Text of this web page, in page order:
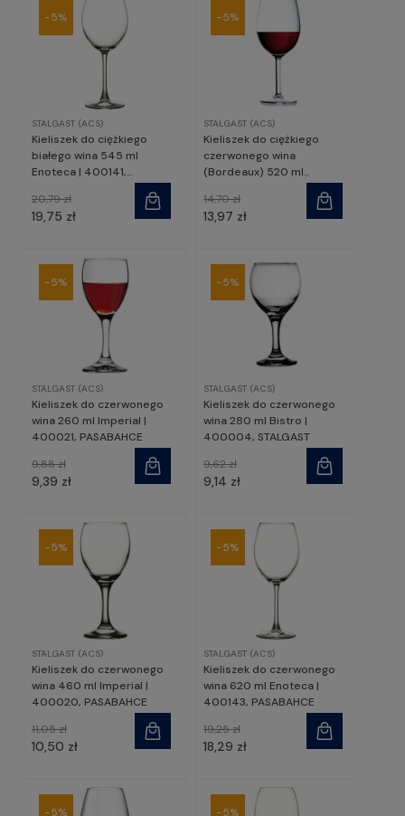
STALGAST (ACS)
Kieliszek do ciężkiego
białego wina 545 ml
Enoteca | 400141,
19,75 zł
20,79 zł
-5%
STALGAST (ACS)
Kieliszek do ciężkiego
czerwonego wina
(Bordeaux) 520 ml
PASABAHCE
13,97 zł
14,70 zł
-5%
STALGAST (ACS)
Kieliszek do czerwonego
wina 260 ml Imperial |
400021, PASABAHCE
9,39 zł
9,88 zł
-5%
STALGAST (ACS)
Kieliszek do czerwonego
wina 280 ml Bistro |
400004, STALGAST
9,14 zł
9,62 zł
-5%
STALGAST (ACS)
Kieliszek do czerwonego
wina 460 ml Imperial |
400020, PASABAHCE
10,50 zł
11,05 zł
-5%
STALGAST (ACS)
Kieliszek do czerwonego
wina 620 ml Enoteca |
400143, PASABAHCE
18,29 zł
19,25 zł
-5%
-5% -5%